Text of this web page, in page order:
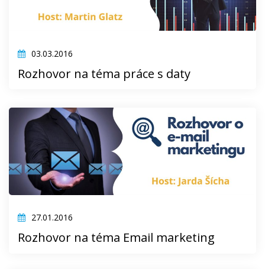
03.03.2016
Rozhovor na téma práce s daty
27.01.2016
Rozhovor na téma Email marketing